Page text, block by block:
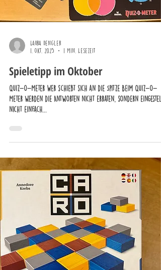
Laura Dengler
1. Okt. 2025
1 Min. Lesezeit
Spieletipp im Oktober
Quiz-O-Meter Wer schiebt sich an die Spitze Beim Quiz-O-
Meter werden die Antworten nicht erraten, sondern
nicht einfach...